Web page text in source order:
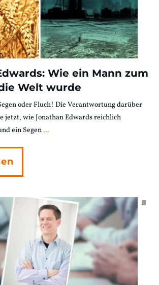
Wie ein Mann zum
Welt wurde
oder Fluch! Die Verantwortung darüber
jetzt, wie Jonathan Edwards reichlich
ein Segen...